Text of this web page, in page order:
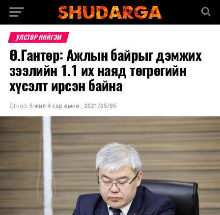
УЛСТӨР НИЙГЭМ
Ө.Гантөр: Ажлын байрыг дэмжих
зээлийн 1.1 их наяд төгрөгийн
хүсэлт ирсэн байна
Огноо: 5 жил 4 сар.өмнө , 2021/05/05